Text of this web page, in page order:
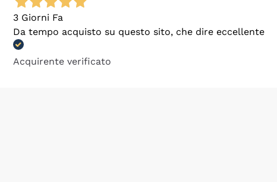
3 Giorni Fa
Da tempo acquisto su questo sito, che dire eccellente
Acquirente verificato